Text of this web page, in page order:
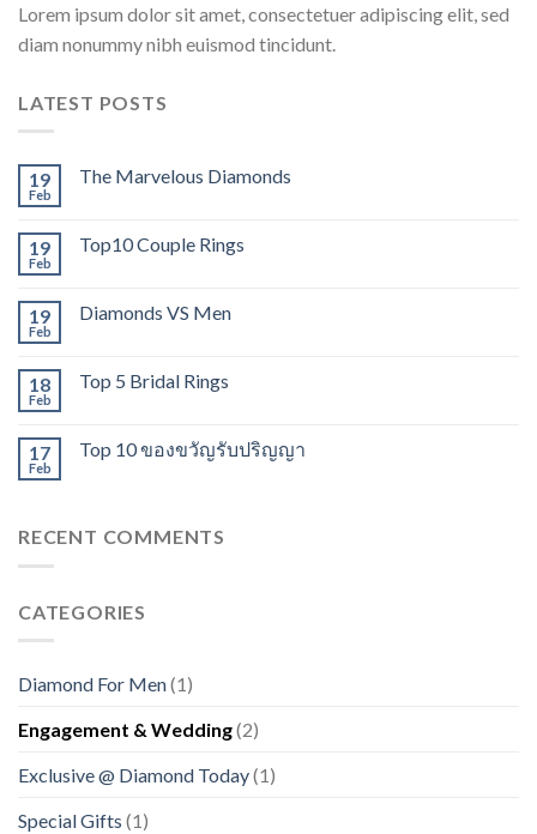
Lorem ipsum dolor sit amet, consectetuer adipiscing elit, sed
diam nonummy nibh euismod tincidunt.
LATEST POSTS
19
Feb
The Marvelous Diamonds
19
Feb
Top10 Couple Rings
19
Feb
Diamonds VS Men
18
Feb
Top 5 Bridal Rings
17
Feb
Top 10 ของขวัญรับปริญญา
RECENT COMMENTS
CATEGORIES
Diamond For Men(1)
Engagement & Wedding(2)
Exclusive @ Diamond Today(1)
Special Gifts (1)